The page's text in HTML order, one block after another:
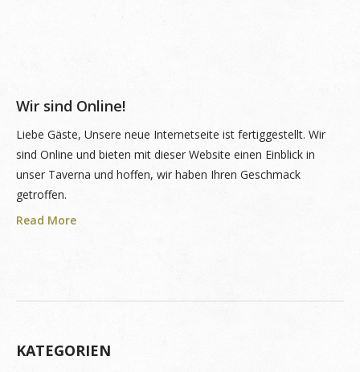
Wir sind Online!
Liebe Gäste, Unsere neue Internetseite ist fertiggestellt. Wir
sind Online und bieten mit dieser Website einen Einblick in
unser Taverna und hoffen, wir haben Ihren Geschmack
getroffen.
Read More
KATEGORIEN